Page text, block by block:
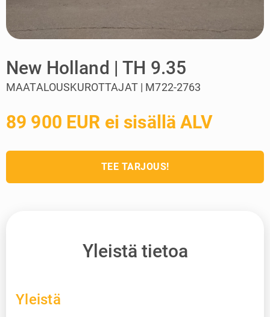
New Holland | TH 9.35
MAATALOUSKUROTTAJAT | M722-2763
89 900 EUR ei sisällä ALV
TEE TARJOUS!
Yleistä tietoa
Yleistä